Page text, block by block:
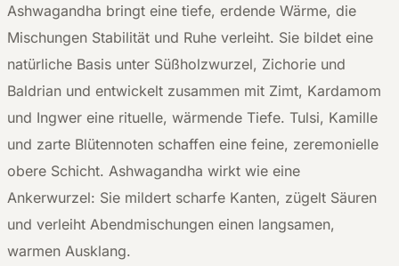
Ashwagandha bringt eine tiefe, erdende Wärme, die
Mischungen Stabilität und Ruhe verleiht. Sie bildet eine
natürliche Basis unter Süßholzwurzel, Zichorie und
Baldrian und entwickelt zusammen mit Zimt, Kardamom
und Ingwer eine rituelle, wärmende Tiefe. Tulsi, Kamille
und zarte Blütennoten schaffen eine feine, zeremonielle
obere Schicht. Ashwagandha wirkt wie eine
Ankerwurzel: Sie mildert scharfe Kanten, zügelt Säuren
und verleiht Abendmischungen einen langsamen,
warmen Ausklang.